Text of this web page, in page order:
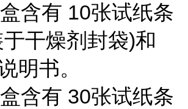
含有 10张试纸条
干燥剂封袋)和
明书。
含有 30张试纸条